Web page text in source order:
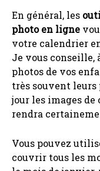
En général, les
photo en ligne
votre calendrier
Je vous conseille,
photos de vos
très souvent leurs
jour les images de
rendra
Vous pouvez
couvrir tous les